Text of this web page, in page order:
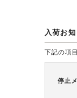
入荷お
下記の項
停止